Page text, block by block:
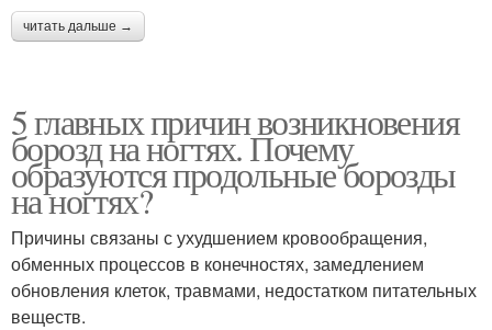
читать дальше →
5 главных причин возникновения
борозд на ногтях. Почему
образуются продольные борозды
на ногтях?
Причины связаны с ухудшением кровообращения,
обменных процессов в конечностях, замедлением
обновления клеток, травмами, недостатком питательных
веществ.